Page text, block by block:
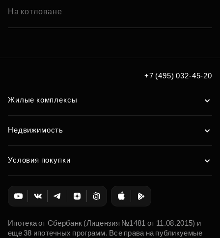
На котловане
+7 (495) 032-45-20
Жилые комплексы
Недвижимость
Условия покупки
Ипотека от Сбербанк (Лицензия №1481 от 11.08.2015) и
еще 38 ипотечных программ. Все права на публикуемые